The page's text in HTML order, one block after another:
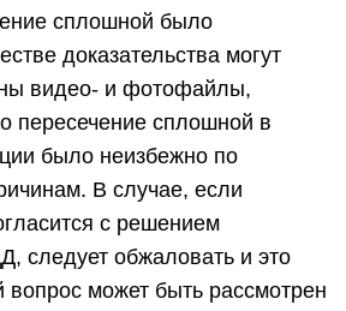
сплошной было
доказательства могут
видео- и фотофайлы,
пересечение сплошной в
было неизбежно по
В случае, если
с решением
следует обжаловать и это
может быть рассмотрен